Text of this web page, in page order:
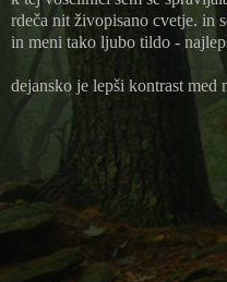
rdeča nit živopisano cvetje. in
in meni tako ljubo tildo -
dejansko je lepši kontrast